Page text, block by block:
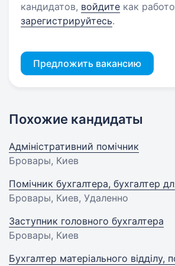
кандидатов, войдите как
зарегистрируйтесь.
Предложить вакансию
Похожие кандидаты
Адміністративний помічник
Бровары, Киев
Помічник бухгалтера, бухгалтер
Бровары, Киев, Удаленно
Заступник головного бухгалтера
Бровары, Киев
Бухгалтер матеріального відділу,